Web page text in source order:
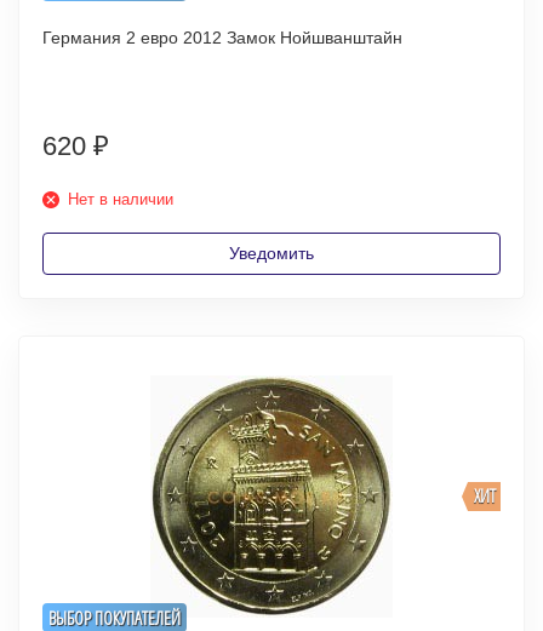
Германия 2 евро 2012 Замок Нойшванштайн
620 ₽
Нет в наличии
Уведомить
ВЫБОР ПОКУПАТЕЛЕЙ
ХИТ